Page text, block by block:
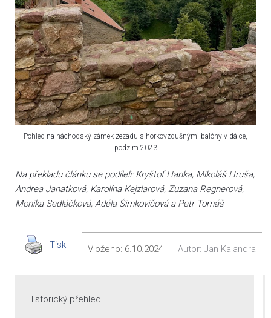
Pohled na náchodský zámek zezadu s horkovzdušnými balóny v dálce,
podzim 2023
Na překladu článku se podíleli: Kryštof Hanka, Mikoláš Hruša,
Andrea Janatková, Karolína Kejzlarová, Zuzana Regnerová,
Monika Sedláčková, Adéla Šimkovičová a Petr Tomáš
Tisk Vloženo: 6.10.2024 Autor: Jan Kalandra
Historický přehled